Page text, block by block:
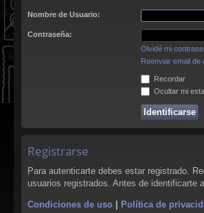
Nombre de Usuario:
Contraseña:
Olvidé mi
Reenviar email de
Recordar
Ocultar mi
Registrarse
Para autenticarte debes estar registrado.
usuarios registrados. Antes de identificarte
Condiciones de uso | Política de